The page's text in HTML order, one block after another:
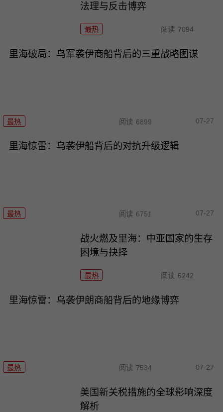
法理与反击博弈
最热 阅读 7094
里海破局：乌军袭伊商船背后的三重战略图谋
最热 阅读 6899 07-27
里海惊雷：乌袭伊船背后的对抗升级逻辑
最热 阅读 6751 07-27
战火燃及里海：中亚国家的生存
困境与抉择
最热 阅读 6242
里海惊雷：乌袭伊朗商船背后的地缘博弈
最热 阅读 7534 07-27
美国新关税措施的全球影响深度
解析